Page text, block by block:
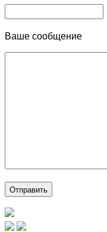
Ваше сообщение